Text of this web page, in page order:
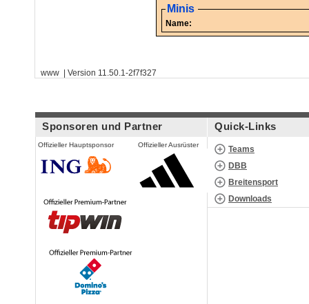
Minis
Name:
www | Version 11.50.1-2f7f327
Sponsoren und Partner
Offizieller Hauptsponsor Offizieller Ausrüster
Quick-Links
Teams
DBB
Breitensport
Downloads